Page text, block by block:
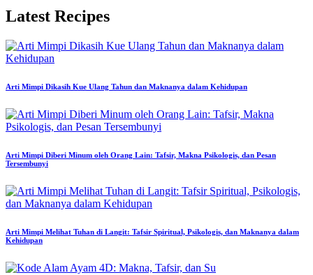
Latest Recipes
Arti Mimpi Dikasih Kue Ulang Tahun dan Maknanya dalam Kehidupan
Arti Mimpi Diberi Minum oleh Orang Lain: Tafsir, Makna Psikologis, dan Pesan
Tersembunyi
Arti Mimpi Melihat Tuhan di Langit: Tafsir Spiritual, Psikologis, dan Maknanya dalam
Kehidupan